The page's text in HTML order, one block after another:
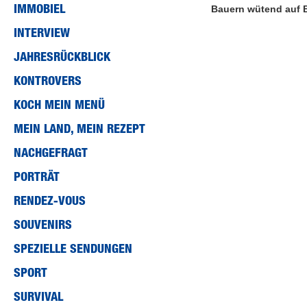
IMMOBIEL
INTERVIEW
JAHRESRÜCKBLICK
KONTROVERS
KOCH MEIN MENÜ
MEIN LAND, MEIN REZEPT
NACHGEFRAGT
PORTRÄT
RENDEZ-VOUS
SOUVENIRS
SPEZIELLE SENDUNGEN
SPORT
SURVIVAL
56
Bauern wütend auf